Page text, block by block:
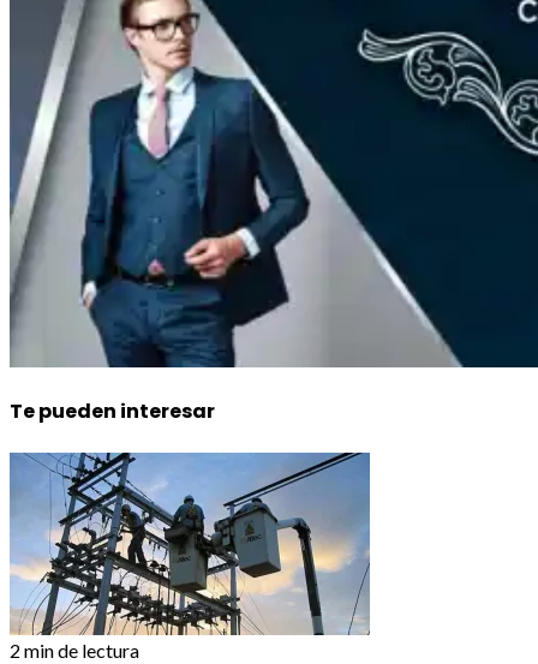
Te pueden interesar
2 min de lectura